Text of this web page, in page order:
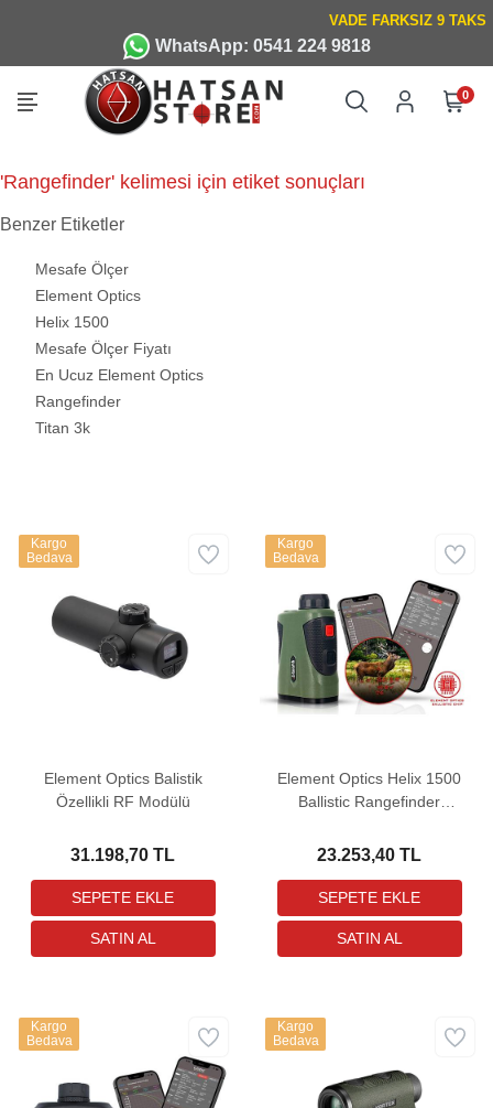
WhatsApp: 0541 224 9818
0
'Rangefinder' kelimesi için etiket sonuçları
Benzer Etiketler
Mesafe Ölçer
Element Optics
Helix 1500
Mesafe Ölçer Fiyatı
En Ucuz Element Optics
Rangefinder
Titan 3k
Element Optics Balistik
Özellikli RF Modülü
31.198,70 TL
Kargo
Bedava
Element Optics Helix 1500
Ballistic Rangefinder
23.253,40 TL
Kargo
Bedava
Kargo
Bedava
Kargo
Bedava